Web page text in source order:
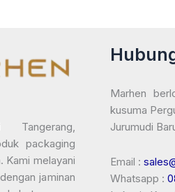
packaging
Kami melayani
jaminan
Marhen
kusuma
Jurumudi
Email :
Whatsapp :